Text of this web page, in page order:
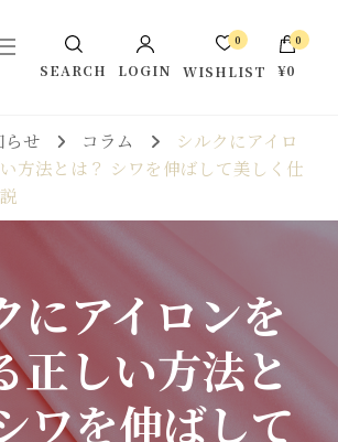
い肌に。株式会社モイストリ公式サイトで
SEARCH LOGIN
0
WISHLIST
0
¥0
お買い物カゴに商品がありませ
ん。
らせ コラム
シルクにアイロ
方法とは？ シワを伸ばして美しく仕
にアイロンを
正しい方法と
ワを伸ばして